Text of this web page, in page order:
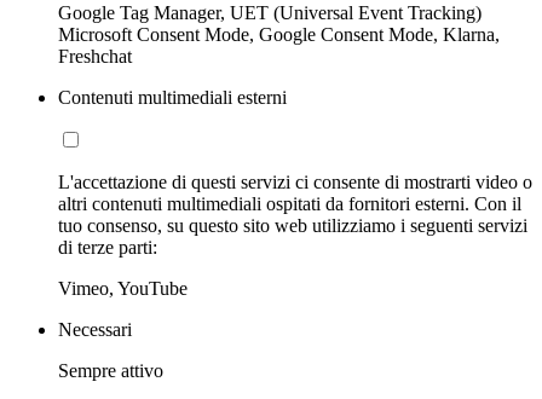
Google Tag Manager, UET (Universal Event Tracking)
Microsoft Consent Mode, Google Consent Mode, Klarna,
Freshchat
Contenuti multimediali esterni
L'accettazione di questi servizi ci consente di mostrarti video o
altri contenuti multimediali ospitati da fornitori esterni. Con il
tuo consenso, su questo sito web utilizziamo i seguenti servizi
di terze parti:
Vimeo, YouTube
Necessari
Sempre attivo